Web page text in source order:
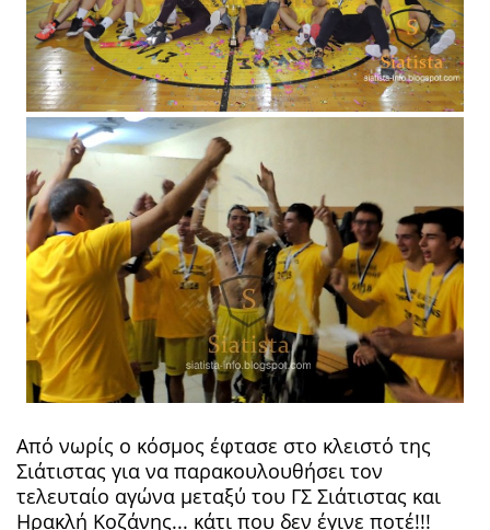
Από νωρίς ο κόσμος έφτασε στο κλειστό της
Σιάτιστας για να παρακουλουθήσει τον
τελευταίο αγώνα μεταξύ του ΓΣ Σιάτιστας και
Ηρακλή Κοζάνης... κάτι που δεν έγινε ποτέ!!!